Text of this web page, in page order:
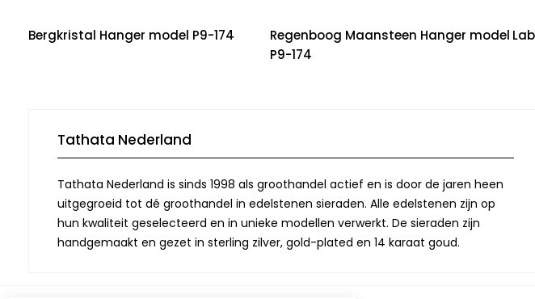
Bergkristal Hanger model P9-174
Regenboog Maansteen Hanger model
P9-174
Tathata Nederland
Tathata Nederland is sinds 1998 als groothandel actief en is door de jaren heen
uitgegroeid tot dé groothandel in edelstenen sieraden. Alle edelstenen zijn op
hun kwaliteit geselecteerd en in unieke modellen verwerkt. De sieraden zijn
handgemaakt en gezet in sterling zilver, gold-plated en 14 karaat goud.